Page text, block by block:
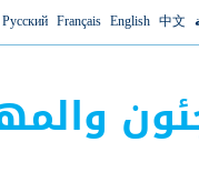
中文
English
Français
Русский